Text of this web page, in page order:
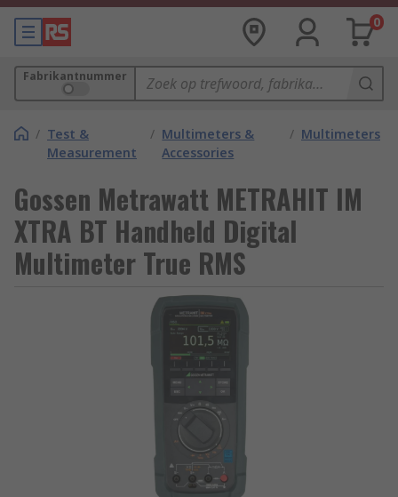
0
Fabrikantnummer
/ Test &
Measurement
/ Multimeters &
Accessories
/ Multimeters
Gossen Metrawatt METRAHIT IM
XTRA BT Handheld Digital
Multimeter True RMS